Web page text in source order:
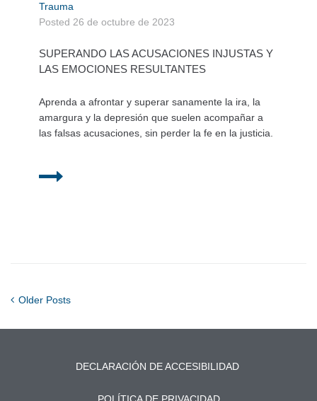
Trauma
Posted 26 de octubre de 2023
SUPERANDO LAS ACUSACIONES INJUSTAS Y
LAS EMOCIONES RESULTANTES
Aprenda a afrontar y superar sanamente la ira, la
amargura y la depresión que suelen acompañar a
las falsas acusaciones, sin perder la fe en la justicia.
Older Posts
DECLARACIÓN DE ACCESIBILIDAD